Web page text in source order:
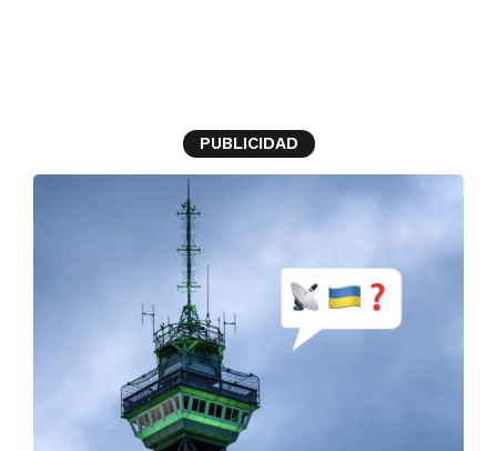
PUBLICIDAD